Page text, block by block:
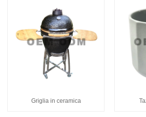
Griglia in ceramica